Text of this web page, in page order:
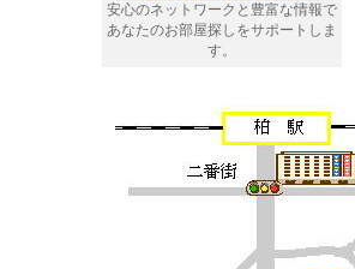
安心のネットワークと豊富な情報で
あなたのお部屋探しをサポートしま
す。